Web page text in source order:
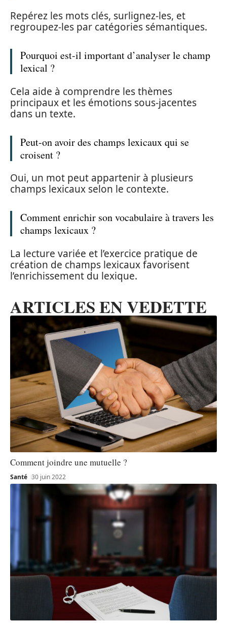
Repérez les mots clés, surlignez-les, et
regroupez-les par catégories sémantiques.
Pourquoi est-il important d’analyser le champ
lexical ?
Cela aide à comprendre les thèmes
principaux et les émotions sous-jacentes
dans un texte.
Peut-on avoir des champs lexicaux qui se
croisent ?
Oui, un mot peut appartenir à plusieurs
champs lexicaux selon le contexte.
Comment enrichir son vocabulaire à travers les
champs lexicaux ?
La lecture variée et l’exercice pratique de
création de champs lexicaux favorisent
l’enrichissement du lexique.
ARTICLES EN VEDETTE
Comment joindre une mutuelle ?
Santé 30 juin 2022